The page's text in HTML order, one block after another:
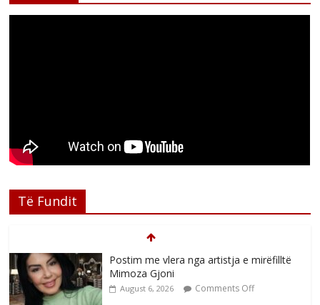
Të Fundit
Postim me vlera nga artistja e mirëfilltë
Mimoza Gjoni
August 6, 2026 Comments Off